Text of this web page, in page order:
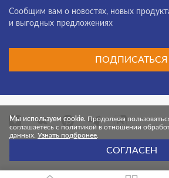
Cообщим вам о новостях, новых
и выгодных предложениях
ПОДПИСАТЬСЯ
Цвет и текстура продуктов могут незначительно
особенностей цветопередачи монитора.
Мы используем cookie. Продолжая
соглашаетесь с политикой в отношении
данных. Узнать подбронее
СОГЛАСЕН